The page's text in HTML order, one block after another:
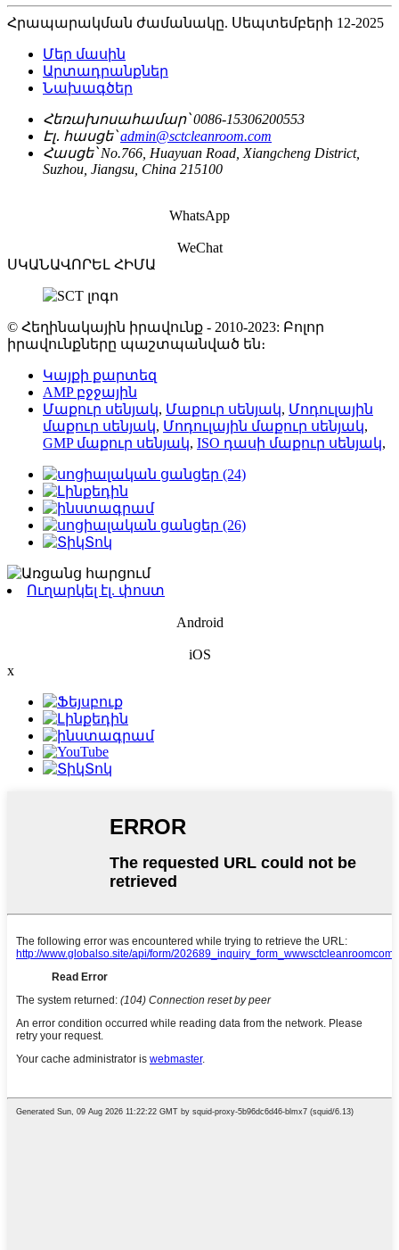
Հրապարակման ժամանակը. Սեպտեմբերի 12-2025
Մեր մասին
Արտադրանքներ
Նախագծեր
Հեռախոսահամար՝ 0086-15306200553
Էլ․ հասցե՝ admin@sctcleanroom.com
Հասցե՝ No.766, Huayuan Road, Xiangcheng District,
Suzhou, Jiangsu, China 215100
WhatsApp
WeChat
ՍԿԱՆԱՎՈՐԵԼ ՀԻՄԱ
© Հեղինակային իրավունք - 2010-2023: Բոլոր
իրավունքները պաշտպանված են։
Կայքի քարտեզ
AMP բջջային
Մաքուր սենյակ, Մաքուր սենյակ, Մոդուլային
մաքուր սենյակ, Մոդուլային մաքուր սենյակ,
GMP մաքուր սենյակ, ISO դասի մաքուր սենյակ,
Ուղարկել էլ. փոստ
Android
iOS
x